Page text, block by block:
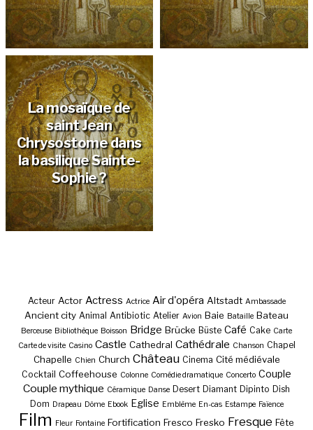
La mosaïque de
saint Jean
Chrysostome dans
la basilique Sainte-
Sophie ?
Acteur Actor Actress Actrice Air d'opéra Altstadt Ambassade
Ancient city Animal Antibiotic Atelier Avion Baie Bataille Bateau
Berceuse Bibliothèque Boisson Bridge Brücke Büste Café Cake Carte
Carte de visite Casino Castle Cathedral Cathédrale Chanson Chapel
Chapelle Chien Church Château Cinema Cité médiévale
Cocktail Coffeehouse Colonne Comédie dramatique Concerto Couple
Couple mythique Céramique Danse Desert Diamant Dipinto Dish
Dom Drapeau Dôme Ebook Eglise Emblème En-cas Estampe Faïence
Film Fleur Fontaine Fortification Fresco Fresko Fresque Fête